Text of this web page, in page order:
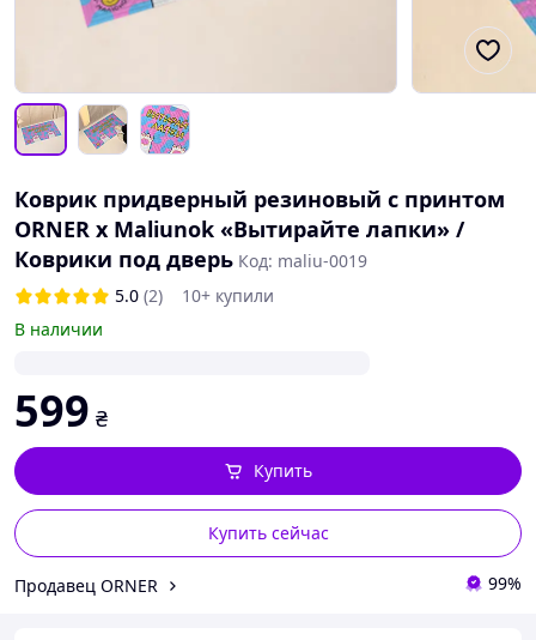
Коврик придверный резиновый с принтом
ORNER x Maliunok «Вытирайте лапки» /
Коврики под дверь Код: maliu-0019
5.0 (2)
10+ купили
В наличии
599 ₴
Купить сейчас
Купить
Продавец ORNER 99%